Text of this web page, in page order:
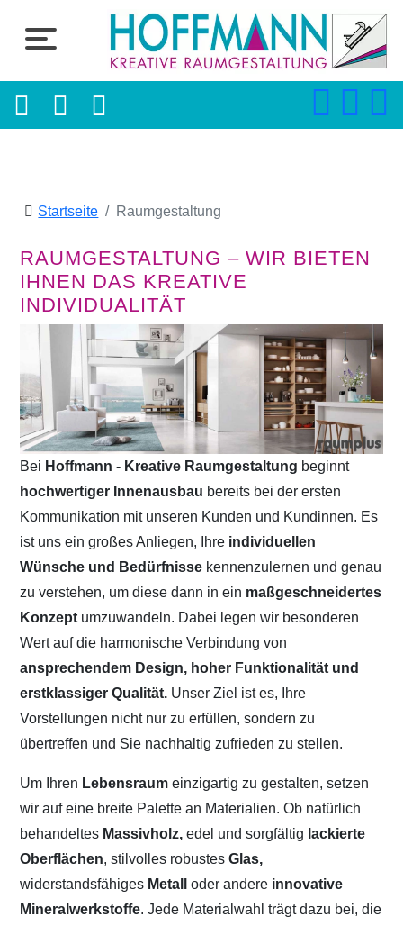
Startseite Raumgestaltung
RAUMGESTALTUNG – WIR BIETEN
IHNEN DAS KREATIVE
INDIVIDUALITÄT
Bei Hoffmann - Kreative Raumgestaltung beginnt
hochwertiger Innenausbau bereits bei der ersten
Kommunikation mit unseren Kunden und Kundinnen. Es
ist uns ein großes Anliegen, Ihre individuellen
Wünsche und Bedürfnisse kennenzulernen und genau
zu verstehen, um diese dann in ein maßgeschneidertes
Konzept umzuwandeln. Dabei legen wir besonderen
Wert auf die harmonische Verbindung von
ansprechendem Design, hoher Funktionalität und
erstklassiger Qualität. Unser Ziel ist es, Ihre
Vorstellungen nicht nur zu erfüllen, sondern zu
übertreffen und Sie nachhaltig zufrieden zu stellen.
Um Ihren Lebensraumeinzigartig zu gestalten, setzen
wir auf eine breite Palette an Materialien. Ob natürlich
behandeltes Massivholz, edel und sorgfältig lackierte
Oberflächen, stilvolles robustesGlas,
widerstandsfähiges Metalloder andere innovative
Mineralwerkstoffe. Jede Materialwahl trägt dazu bei, die